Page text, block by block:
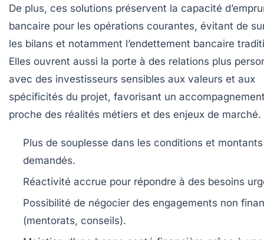
De plus, ces solutions préservent la capacité
bancaire pour les opérations courantes, évitant de
les bilans et notamment l’endettement bancaire
Elles ouvrent aussi la porte à des relations plus
avec des investisseurs sensibles aux valeurs et aux
spécificités du projet, favorisant un
proche des réalités métiers et des enjeux de marché.
Plus de souplesse dans les conditions et montants
demandés.
Réactivité accrue pour répondre à des besoins
Possibilité de négocier des engagements non
(mentorats, conseils).